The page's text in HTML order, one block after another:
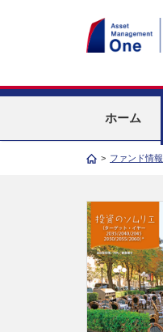
ホーム
> ファンド情報